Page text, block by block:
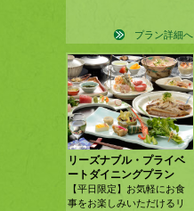
プラン詳細へ
リーズナブル・プライベ
ートダイニングプラン
【平日限定】お気軽にお食
事をお楽しみいただけるリ